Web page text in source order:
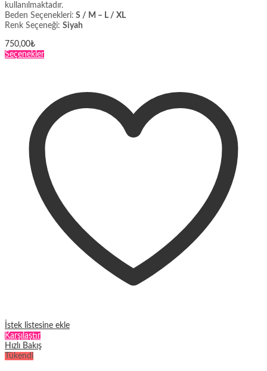
kullanılmaktadır.
Beden Seçenekleri: S / M – L / XL
Renk Seçeneği: Siyah
750,00₺
SeçeneklerBu
varyasyonu
var.
Seçenekler
ürün
sayfasından
seçilebilir
İstek listesine ekle
Karşılaştır
Hızlı Bakış
Tükendi